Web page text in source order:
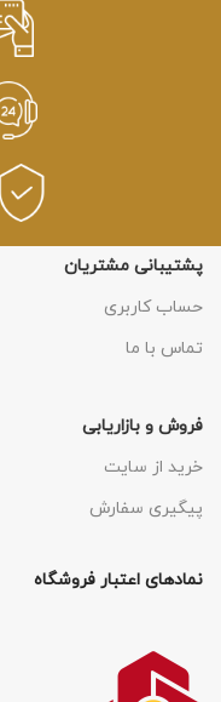
پشتیبانی مشتریان
حساب کاربری
تماس با ما
فروش و بازاریابی
خرید از سایت
پیگیری سفارش
نمادهای اعتبار فروشگاه